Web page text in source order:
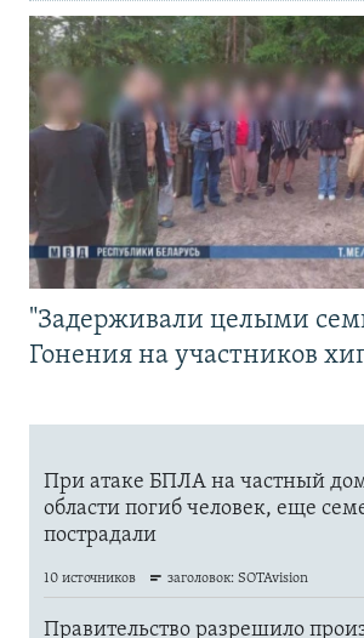
"Задерживали целыми
Гонения на участников